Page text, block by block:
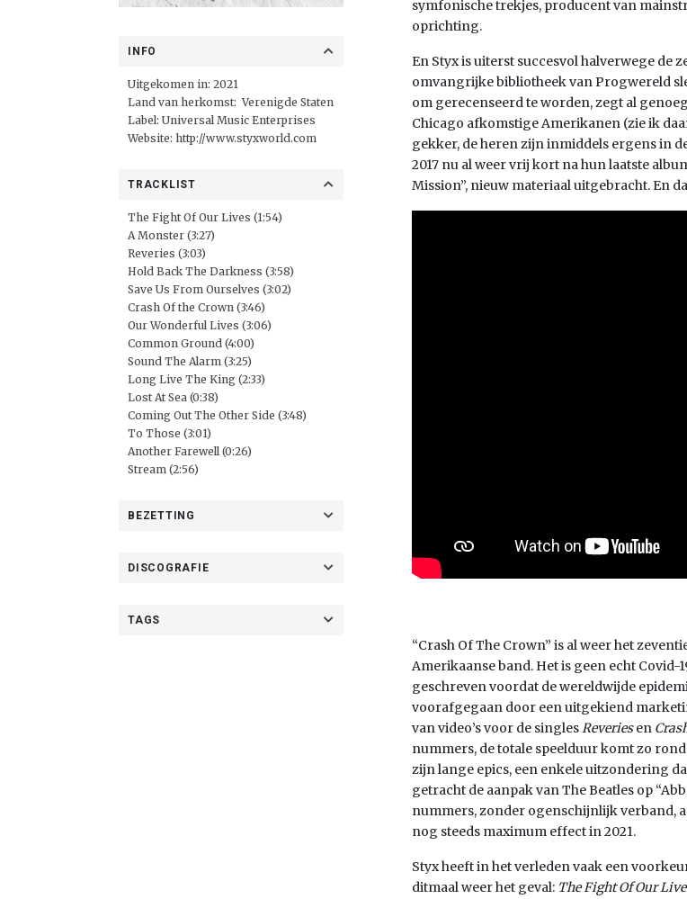
INFO
Uitgekomen in: 2021
Land van herkomst: Verenigde Staten
Label: Universal Music Enterprises
Website: http://www.styxworld.com
TRACKLIST
The Fight Of Our Lives (1:54)
A Monster (3:27)
Reveries (3:03)
Hold Back The Darkness (3:58)
Save Us From Ourselves (3:02)
Crash Of the Crown (3:46)
Our Wonderful Lives (3:06)
Common Ground (4:00)
Sound The Alarm (3:25)
Long Live The King (2:33)
Lost At Sea (0:38)
Coming Out The Other Side (3:48)
To Those (3:01)
Another Farewell (0:26)
Stream (2:56)
BEZETTING
DISCOGRAFIE
TAGS
symfonische trekjes, producent van
oprichting.
En Styx is uiterst succesvol halverwege de
omvangrijke bibliotheek van Progwereld
om gerecenseerd te worden, zegt al
Chicago afkomstige Amerikanen (zie ik
gekker, de heren zijn inmiddels ergens in
2017 nu al weer vrij kort na hun laatste
Mission”, nieuw materiaal uitgebracht. En
“Crash Of The Crown” is al weer het
Amerikaanse band. Het is geen echt Covid-
geschreven voordat de wereldwijde
voorafgegaan door een uitgekiend
van video’s voor de singlesReveriesen
nummers, de totale speelduur komt zo
zijn lange epics, een enkele uitzondering
getracht de aanpak van The Beatles op
nummers, zonder ogenschijnlijk verband,
nog steeds maximum effect in 2021.
Styx heeft in het verleden vaak een
ditmaal weer het geval: The Fight Of Our